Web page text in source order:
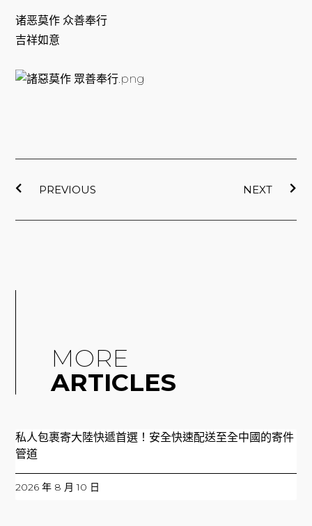
诸恶莫作 众善奉行
吉祥如意
PREVIOUS NEXT
MORE
ARTICLES
私人包裹寄大陸快遞首選！安全快速配送至全中國的寄件
管道
2026 年 8 月 10 日